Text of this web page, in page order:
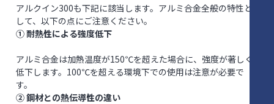
アルクイン300も下記に該当します。アルミ合金全般の特性と
して、以下の点にご注意ください。
① 耐熱性による強度低下
アルミ合金は加熱温度が150℃を超えた場合に、強度が著しく
低下します。100℃を超える環境下での使用は注意が必要で
す。
② 鋼材との熱伝導性の違い